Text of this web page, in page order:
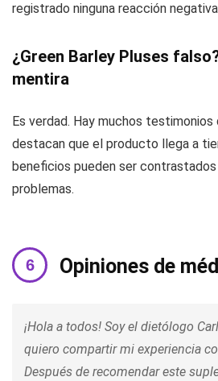
registrado ninguna reacción
¿Green Barley Pluses
mentira
Es verdad. Hay muchos
destacan que el producto llega a
beneficios pueden ser
problemas.
Opiniones de
¡Hola a todos! Soy el dietólogo
quiero compartir mi experiencia
Después de recomendar este